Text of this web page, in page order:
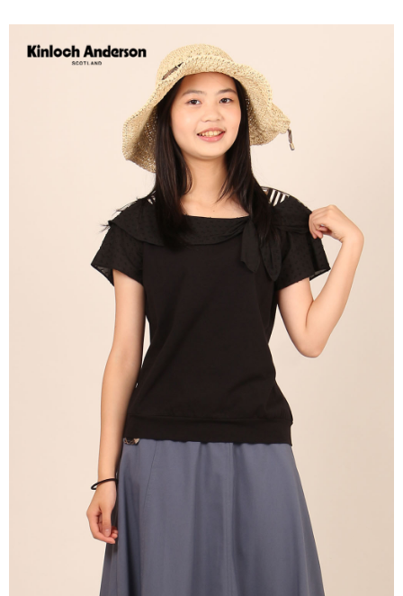
運送方式
每筆NT$60，滿NT$1,000(含以上)免運費
每筆NT$60，滿NT$1,000(含以上)免運費